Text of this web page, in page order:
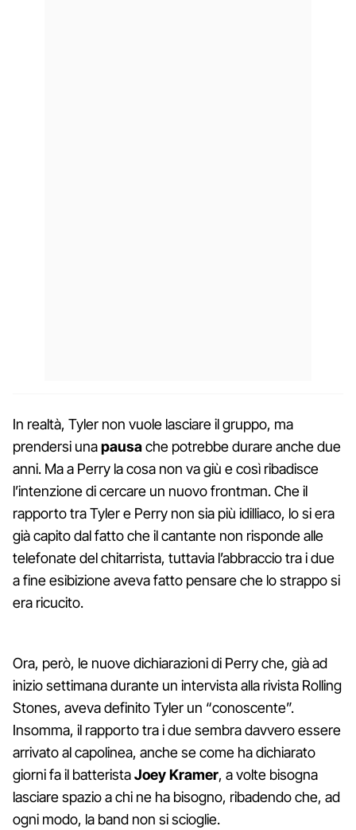
In realtà, Tyler non vuole lasciare il gruppo, ma
prendersi unapausache potrebbe durare anche due
anni. Ma a Perry la cosa non va giù e così ribadisce
l’intenzione di cercare un nuovo frontman. Che il
rapporto tra Tyler e Perry non sia più idilliaco, lo si era
già capito dal fatto che il cantante non risponde alle
telefonate del chitarrista, tuttavia l’abbraccio tra i due
a fine esibizione aveva fatto pensare che lo strappo si
era ricucito.
Ora, però, le nuove dichiarazioni di Perry che, già ad
inizio settimana durante un intervista alla rivista Rolling
Stones, aveva definito Tyler un “conoscente”.
Insomma, il rapporto tra i due sembra davvero essere
arrivato al capolinea, anche se come ha dichiarato
giorni fa il batteristaJoey Kramer, a volte bisogna
lasciare spazio a chi ne ha bisogno, ribadendo che, ad
ogni modo, la band non si scioglie.